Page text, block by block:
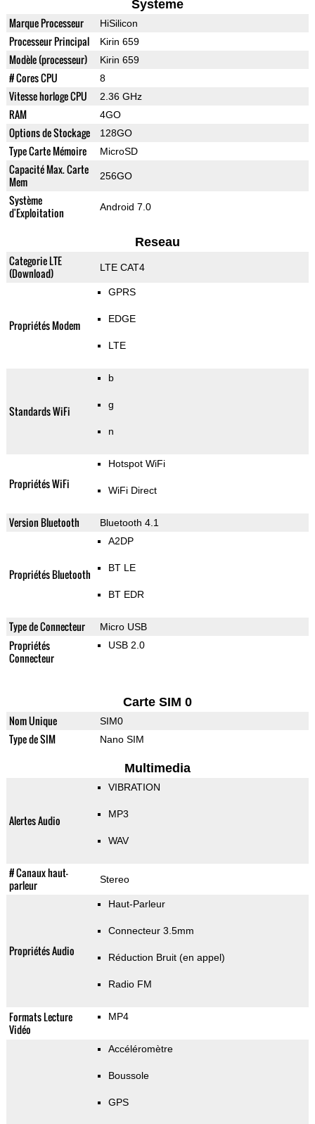
Systeme
Marque Processeur HiSilicon
Processeur Principal Kirin 659
Modèle (processeur) Kirin 659
# Cores CPU 8
Vitesse horloge CPU 2.36 GHz
RAM 4GO
Options de Stockage 128GO
Type Carte Mémoire MicroSD
Capacité Max. Carte
Mem
256GO
Système
d'Exploitation
Android 7.0
Reseau
Categorie LTE
(Download)
LTE CAT4
Propriétés Modem
GPRS
EDGE
LTE
Standards WiFi
b
g
n
Propriétés WiFi
Hotspot WiFi
WiFi Direct
Version Bluetooth Bluetooth 4.1
Propriétés Bluetooth
A2DP
BT LE
BT EDR
Type de Connecteur Micro USB
Propriétés
Connecteur
USB 2.0
Carte SIM 0
Nom Unique SIM0
Type de SIM Nano SIM
Multimedia
Alertes Audio
VIBRATION
MP3
WAV
# Canaux haut-
parleur
Stereo
Propriétés Audio
Haut-Parleur
Connecteur 3.5mm
Réduction Bruit (en appel)
Radio FM
Formats Lecture
Vidéo
MP4
Accéléromètre
Boussole
GPS